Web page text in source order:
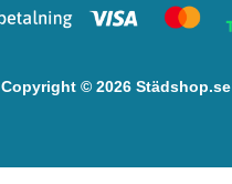
Copyright © 2026 Städshop.se